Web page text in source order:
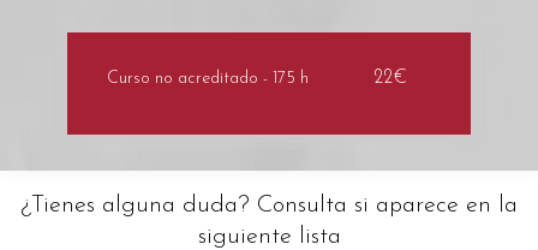
Curso no acreditado - 175 h 22€
¿Tienes alguna duda? Consulta si aparece en la
siguiente lista